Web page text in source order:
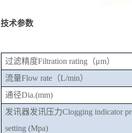
技术参数
过滤精度Filtration rating （μm）
流量Flow rate （L/min）
通径Dia.(mm)
发讯器发讯压力Clogging indicator p
setting (Mpa)